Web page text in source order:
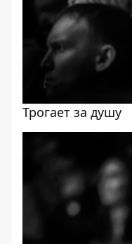
Трогает за душу